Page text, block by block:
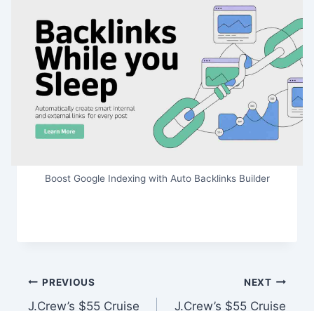
Boost Google Indexing with Auto Backlinks Builder
Post
PREVIOUS
J.Crew’s $55 Cruise
NEXT
J.Crew’s $55 Cruise